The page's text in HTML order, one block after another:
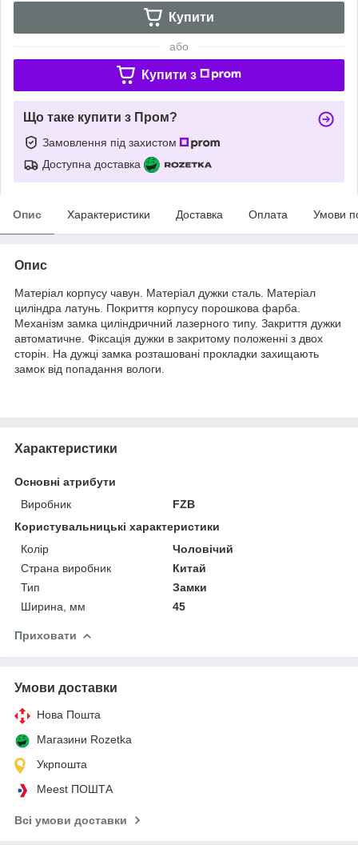
Купити
або
Купити з
Що таке купити з Пром?
Замовлення під захистом
Доступна доставка
Опис Характеристики Доставка Оплата Умови
Опис
Матеріал корпусу чавун. Матеріал дужки сталь. Матеріал
циліндра латунь. Покриття корпусу порошкова фарба.
Механізм замка циліндричний лазерного типу. Закриття дужки
автоматичне. Фіксація дужки в закритому положенні з двох
сторін. На дужці замка розташовані прокладки захищають
замок від попадання вологи.
Характеристики
Основні атрибути
Виробник
FZB
Користувальницькі характеристики
Колір
Чоловічий
Страна виробник
Китай
Тип
Замки
Ширина, мм
45
Приховати
Умови доставки
Нова Пошта
Магазини Rozetka
Укрпошта
Meest ПОШТА
Всі умови доставки